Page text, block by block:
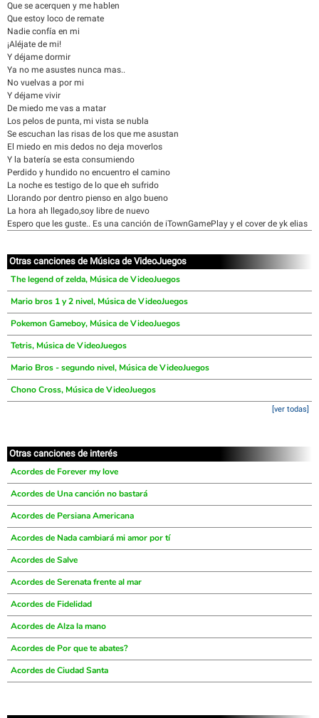
Que se acerquen y me hablen
Que estoy loco de remate
Nadie confía en mi
¡Aléjate de mi!
Y déjame dormir
Ya no me asustes nunca mas..
No vuelvas a por mi
Y déjame vivir
De miedo me vas a matar
Los pelos de punta, mi vista se nubla
Se escuchan las risas de los que me asustan
El miedo en mis dedos no deja moverlos
Y la batería se esta consumiendo
Perdido y hundido no encuentro el camino
La noche es testigo de lo que eh sufrido
Llorando por dentro pienso en algo bueno
La hora ah llegado,soy libre de nuevo
Espero que les guste.. Es una canción de iTownGamePlay y el cover de yk elias
Otras canciones de Música de VideoJuegos
The legend of zelda, Música de VideoJuegos
Mario bros 1 y 2 nivel, Música de VideoJuegos
Pokemon Gameboy, Música de VideoJuegos
Tetris, Música de VideoJuegos
Mario Bros - segundo nivel, Música de VideoJuegos
Chono Cross, Música de VideoJuegos
[ver todas]
Otras canciones de interés
Acordes de Forever my love
Acordes de Una canción no bastará
Acordes de Persiana Americana
Acordes de Nada cambiará mi amor por tí
Acordes de Salve
Acordes de Serenata frente al mar
Acordes de Fidelidad
Acordes de Alza la mano
Acordes de Por que te abates?
Acordes de Ciudad Santa